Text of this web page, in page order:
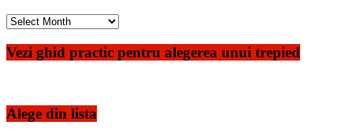
Cauta
arhiva
Vezi ghid practic pentru alegerea unui trepied
Alege din lista